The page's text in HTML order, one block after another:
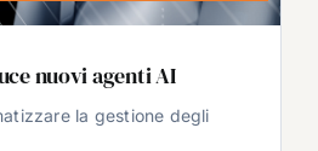
nuovi agenti AI
la gestione degli